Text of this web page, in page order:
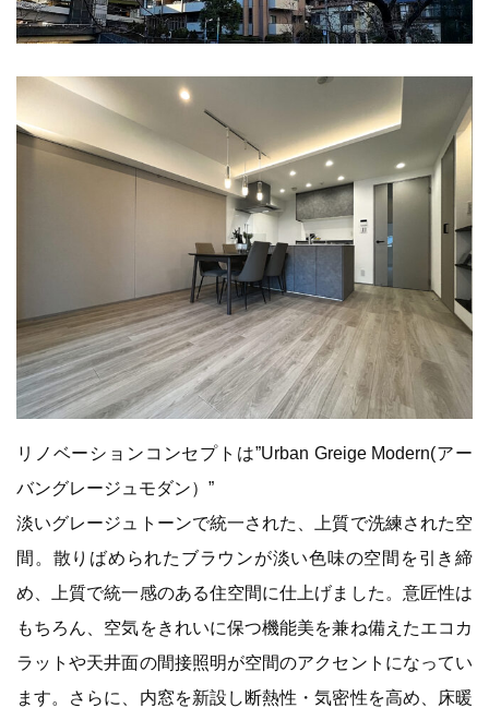
リノベーションコンセプトは”Urban Greige Modern(アー
バングレージュモダン）”
淡いグレージュトーンで統一された、上質で洗練された空
間。散りばめられたブラウンが淡い色味の空間を引き締
め、上質で統一感のある住空間に仕上げました。意匠性は
もちろん、空気をきれいに保つ機能美を兼ね備えたエコカ
ラットや天井面の間接照明が空間のアクセントになってい
ます。さらに、内窓を新設し断熱性・気密性を高め、床暖